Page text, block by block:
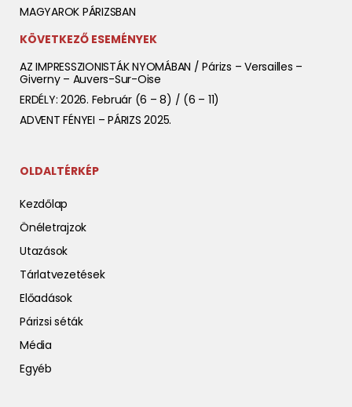
MAGYAROK PÁRIZSBAN
KÖVETKEZŐ ESEMÉNYEK
AZ IMPRESSZIONISTÁK NYOMÁBAN / Párizs – Versailles –
Giverny – Auvers-Sur-Oise
ERDÉLY: 2026. Február (6 – 8) / (6 – 11)
ADVENT FÉNYEI – PÁRIZS 2025.
OLDALTÉRKÉP
Kezdőlap
Önéletrajzok
Utazások
Tárlatvezetések
Előadások
Párizsi séták
Média
Egyéb